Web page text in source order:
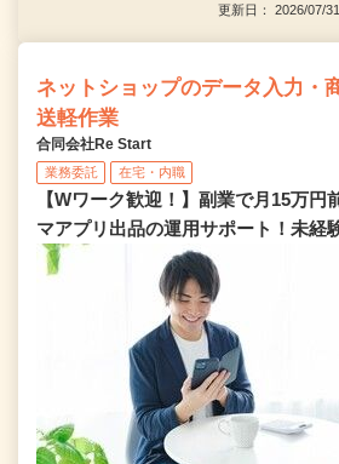
更新日： 2026/07/
ネットショップのデータ入力・
送軽作業
合同会社Re Start
業務委託 在宅・内職
【Wワーク歓迎！】副業で月15万円
マアプリ出品の運用サポート！未経